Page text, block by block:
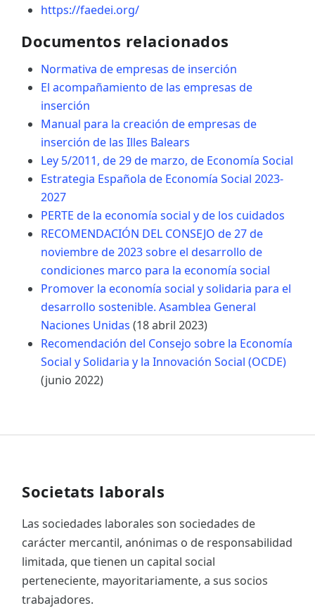
https://faedei.org/
Documentos relacionados
Normativa de empresas de inserción
El acompañamiento de las empresas de
inserción
Manual para la creación de empresas de
inserción de las Illes Balears
Ley 5/2011, de 29 de marzo, de Economía Social
Estrategia Española de Economía Social 2023-
2027
PERTE de la economía social y de los cuidados
RECOMENDACIÓN DEL CONSEJO de 27 de
noviembre de 2023 sobre el desarrollo de
condiciones marco para la economía social
Promover la economía social y solidaria para el
desarrollo sostenible. Asamblea General
Naciones Unidas (18 abril 2023)
Recomendación del Consejo sobre la Economía
Social y Solidaria y la Innovación Social (OCDE)
(junio 2022)
Societats laborals
Las sociedades laborales son sociedades de
carácter mercantil, anónimas o de responsabilidad
limitada, que tienen un capital social
perteneciente, mayoritariamente, a sus socios
trabajadores.